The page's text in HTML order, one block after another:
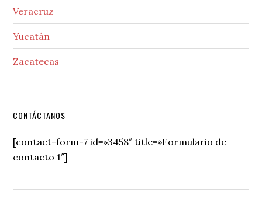
Veracruz
Yucatán
Zacatecas
Secondary
Sidebar
CONTÁCTANOS
[contact-form-7 id=»3458″ title=»Formulario de
contacto 1″]